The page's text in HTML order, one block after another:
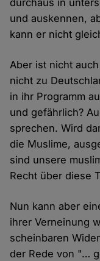
durchaus in
und auskennen,
kann er nicht
Aber ist nicht
nicht zu
in ihr Programm
und gefährlich?
sprechen. Wird
die Muslime,
sind unsere
Recht über diese
Nun kann aber
ihrer Verneinung
scheinbaren
der Rede von "…